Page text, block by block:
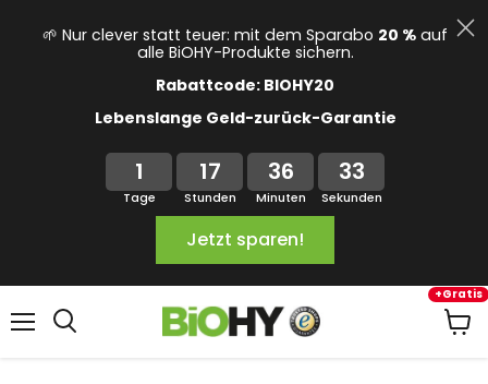
🌱 Nur clever statt teuer: mit dem Sparabo 20 % auf
alle BiOHY-Produkte sichern.
Rabattcode: BIOHY20
Lebenslange Geld-zurück-Garantie
1
Tage
17
Stunden
36
Minuten
32
Sekunden
Jetzt sparen!
+Gratis